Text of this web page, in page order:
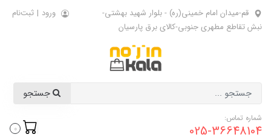
قم-میدان امام خمینی(ره) - بلوار شهید بهشتی-
نبش تقاطع مطهری جنوبی-کالای برق پارسیان
ورود | ثبت‌نام
شماره تماس:
025-36648104
0